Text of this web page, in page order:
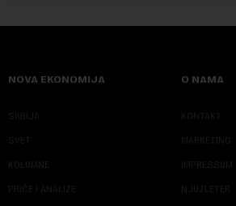
NOVA EKONOMIJA
SRBIJA
SVET
KOLUMNE
PRIČE I ANALIZE
O NAMA
KONTAKT
MARKETING
IMPRESSUM
NJUZLETER